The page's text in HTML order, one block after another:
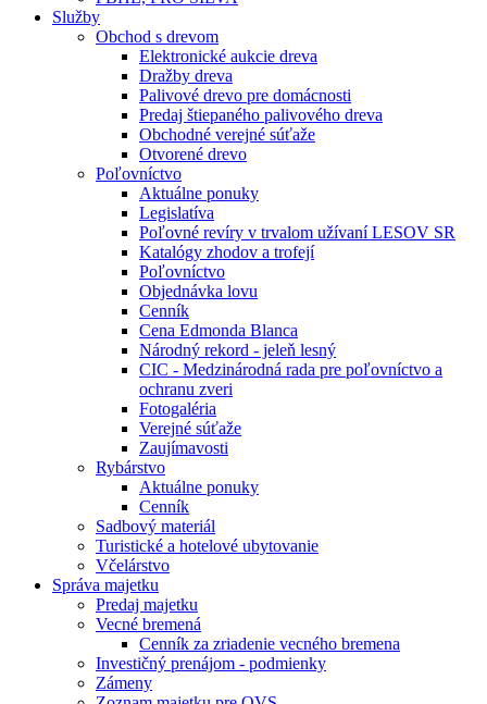
Služby
Obchod s drevom
Elektronické aukcie dreva
Dražby dreva
Palivové drevo pre domácnosti
Predaj štiepaného palivového dreva
Obchodné verejné súťaže
Otvorené drevo
Poľovníctvo
Aktuálne ponuky
Legislatíva
Poľovné revíry v trvalom užívaní LESOV SR
Katalógy zhodov a trofejí
Poľovníctvo
Objednávka lovu
Cenník
Cena Edmonda Blanca
Národný rekord - jeleň lesný
CIC - Medzinárodná rada pre poľovníctvo a
ochranu zveri
Fotogaléria
Verejné súťaže
Zaujímavosti
Rybárstvo
Aktuálne ponuky
Cenník
Sadbový materiál
Turistické a hotelové ubytovanie
Včelárstvo
Správa majetku
Predaj majetku
Vecné bremená
Cenník za zriadenie vecného bremena
Investičný prenájom - podmienky
Zámeny